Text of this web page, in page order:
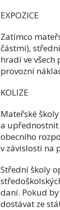
EXPOZICE
Zatímco
částmi),
hradí ve
provozní
KOLIZE
Mateřské
a upřednostnit
obecního
v závislosti na
Střední školy
daní. Pokud
dostávat ze